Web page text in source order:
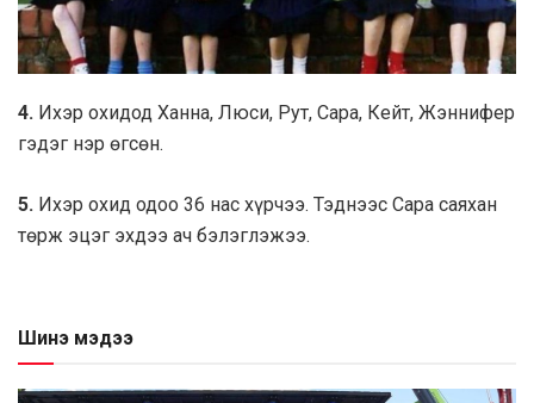
4. Ихэр охидод Ханна, Люси, Рут, Сара, Кейт, Жэннифер
гэдэг нэр өгсөн.
5. Ихэр охид одоо 36 нас хүрчээ. Тэднээс Сара саяхан
төрж эцэг эхдээ ач бэлэглэжээ.
Шинэ мэдээ